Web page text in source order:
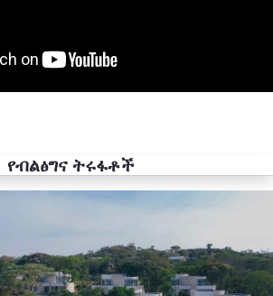
የብልፅግና ትሩፋቶች